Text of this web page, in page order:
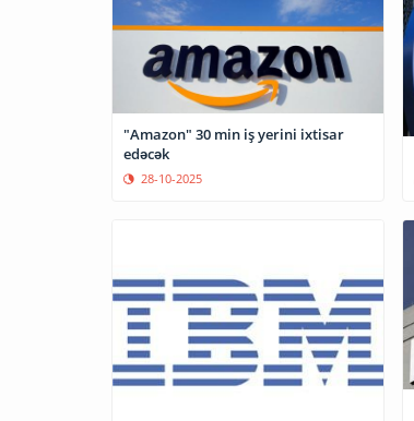
"Amazon" 30 min iş yerini ixtisar
edəcək
28-10-2025